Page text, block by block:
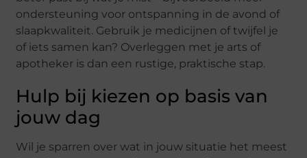
ondersteuning voor ontspanning in de avond of
slaapkwaliteit. Gebruik je medicijnen of twijfel je
of iets samen kan? Overleggen met je arts of
apotheker is dan een rustige, praktische stap.
Hulp bij kiezen op basis van
jouw dag
Wil je sparren over wat in jouw situatie het meest